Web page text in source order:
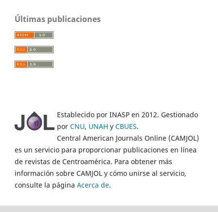
Últimas publicaciones
Establecido por INASP en 2012. Gestionado
por CNU, UNAH y CBUES.
Central American Journals Online (CAMJOL)
es un servicio para proporcionar publicaciones en línea
de revistas de Centroamérica. Para obtener más
información sobre CAMJOL y cómo unirse al servicio,
consulte la página Acerca de.